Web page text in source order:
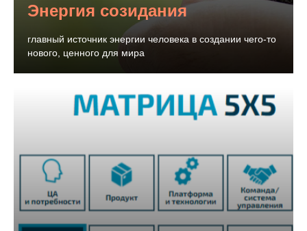
Энергия созидания
главный источник энергии человека в создании чего-то
нового, ценного для мира